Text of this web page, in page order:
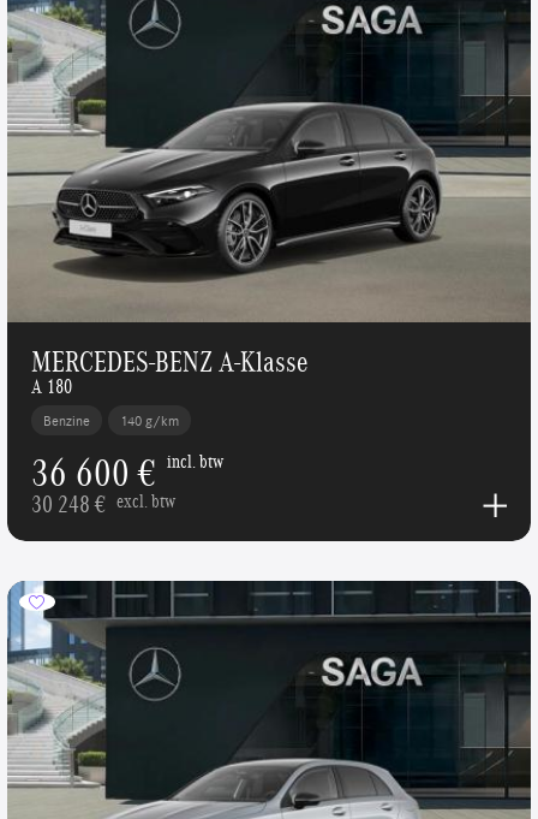
MERCEDES-BENZ A-Klasse
A 180
Benzine 140 g/km
36 600 € incl. btw
30 248 € excl. btw